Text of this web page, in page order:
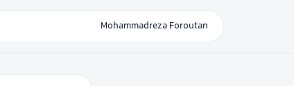
جستجوی آهنگ یا خواننده